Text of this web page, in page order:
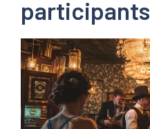
participants